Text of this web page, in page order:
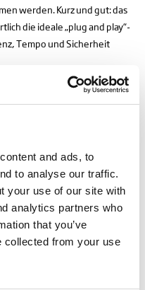
and ads, to
to analyse our traffic.
your use of our site with
analytics partners who
that you’ve
collected from your use
werden. Kurz und gut: das
die ideale „plug and play“-
Tempo und Sicherheit